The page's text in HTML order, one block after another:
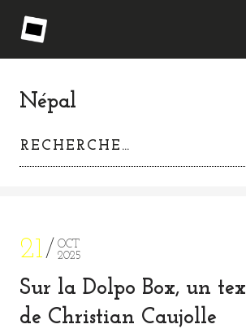
Népal
21
OCT
2025
Sur la Dolpo Box, un
de Christian Caujolle